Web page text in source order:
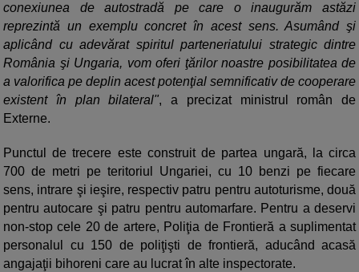
conexiunea de autostradă pe care o inaugurăm astăzi
reprezintă un exemplu concret în acest sens. Asumând şi
aplicând cu adevărat spiritul parteneriatului strategic dintre
România şi Ungaria, vom oferi ţărilor noastre posibilitatea de
a valorifica pe deplin acest potenţial semnificativ de cooperare
existent în plan bilateral", a precizat ministrul român de
Externe.
Punctul de trecere este construit de partea ungară, la circa
700 de metri pe teritoriul Ungariei, cu 10 benzi pe fiecare
sens, intrare şi ieşire, respectiv patru pentru autoturisme, două
pentru autocare şi patru pentru automarfare. Pentru a deservi
non-stop cele 20 de artere, Poliţia de Frontieră a suplimentat
personalul cu 150 de poliţişti de frontieră, aducând acasă
angajaţii bihoreni care au lucrat în alte inspectorate.